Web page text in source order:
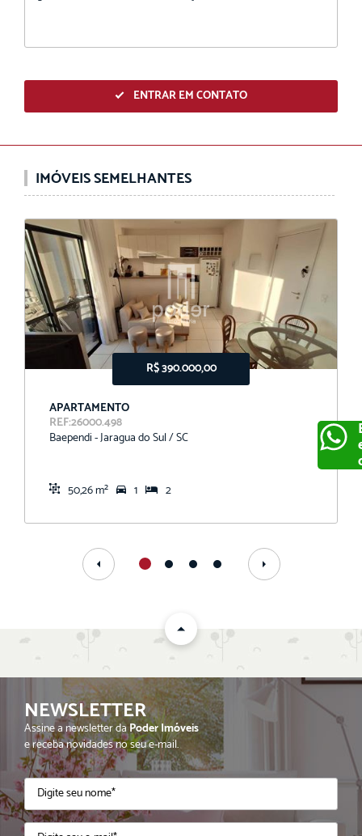
ENTRAR EM CONTATO
IMÓVEIS SEMELHANTES
R$ 390.000,00
APARTAMENTO
REF:26000.498
Baependi - Jaragua do Sul / SC
50,26 m² 1 2
NEWSLETTER
Assine a newsletter daPoder Imóveis
e receba novidades no seu e-mail.